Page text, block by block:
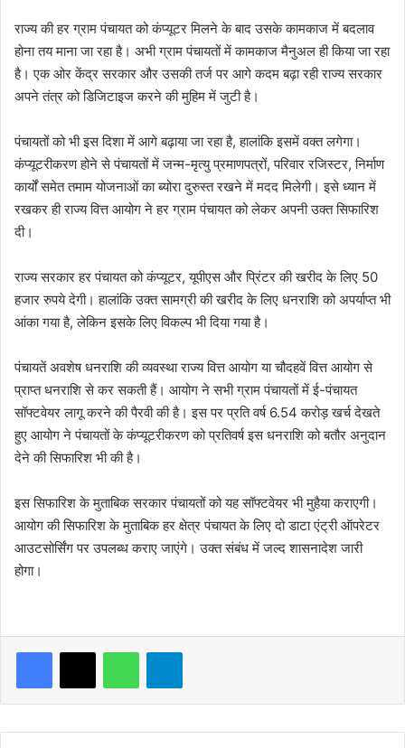
राज्य की हर ग्राम पंचायत को कंप्यूटर मिलने के बाद उसके कामकाज में बदलाव
होना तय माना जा रहा है। अभी ग्राम पंचायतों में कामकाज मैनुअल ही किया जा रहा
है। एक ओर केंद्र सरकार और उसकी तर्ज पर आगे कदम बढ़ा रही राज्य सरकार
अपने तंत्र को डिजिटाइज करने की मुहिम में जुटी है।
पंचायतों को भी इस दिशा में आगे बढ़ाया जा रहा है, हालांकि इसमें वक्त लगेगा।
कंप्यूटरीकरण होने से पंचायतों में जन्म-मृत्यु प्रमाणपत्रों, परिवार रजिस्टर, निर्माण
कार्यों समेत तमाम योजनाओं का ब्योरा दुरुस्त रखने में मदद मिलेगी। इसे ध्यान में
रखकर ही राज्य वित्त आयोग ने हर ग्राम पंचायत को लेकर अपनी उक्त सिफारिश
दी।
राज्य सरकार हर पंचायत को कंप्यूटर, यूपीएस और प्रिंटर की खरीद के लिए 50
हजार रुपये देगी। हालांकि उक्त सामग्री की खरीद के लिए धनराशि को अपर्याप्त भी
आंका गया है, लेकिन इसके लिए विकल्प भी दिया गया है।
पंचायतें अवशेष धनराशि की व्यवस्था राज्य वित्त आयोग या चौदहवें वित्त आयोग से
प्राप्त धनराशि से कर सकती हैं। आयोग ने सभी ग्राम पंचायतों में ई-पंचायत
सॉफ्टवेयर लागू करने की पैरवी की है। इस पर प्रति वर्ष 6.54 करोड़ खर्च देखते
हुए आयोग ने पंचायतों के कंप्यूटरीकरण को प्रतिवर्ष इस धनराशि को बतौर अनुदान
देने की सिफारिश भी की है।
इस सिफारिश के मुताबिक सरकार पंचायतों को यह सॉफ्टवेयर भी मुहैया कराएगी।
आयोग की सिफारिश के मुताबिक हर क्षेत्र पंचायत के लिए दो डाटा एंट्री ऑपरेटर
आउटसोर्सिंग पर उपलब्ध कराए जाएंगे। उक्त संबंध में जल्द शासनादेश जारी
होगा।